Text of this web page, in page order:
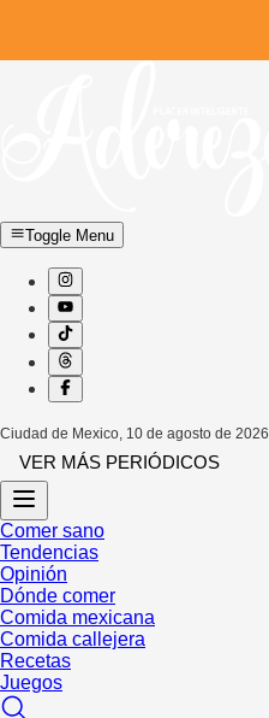
Toggle Menu
Ciudad de Mexico, 10 de agosto de 2026
VER MÁS PERIÓDICOS
Comer sano
Tendencias
Opinión
Dónde comer
Comida mexicana
Comida callejera
Recetas
Juegos